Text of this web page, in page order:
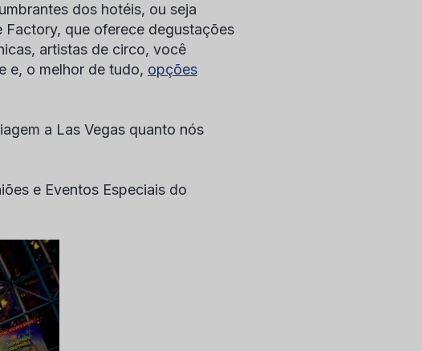
dos hotéis, ou seja
Factory, que oferece degustações
artistas de circo, você
e, o melhor de tudo, opções
a Las Vegas quanto nós
e Eventos Especiais do